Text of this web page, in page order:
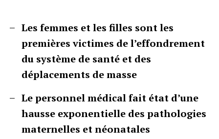
Les femmes et les filles sont les
premières victimes de l’effondrement
du système de santé et des
déplacements de masse
Le personnel médical fait état d’une
hausse exponentielle des pathologies
maternelles et néonatales